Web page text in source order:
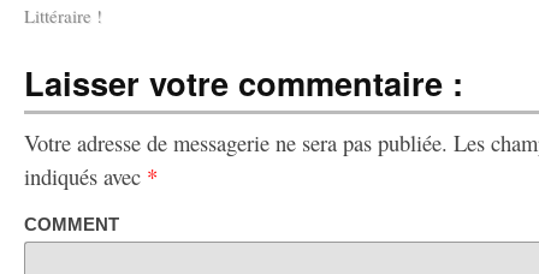
Littéraire !
Laisser votre commentaire :
Votre adresse de messagerie ne sera pas publiée. Les
indiqués avec *
COMMENT